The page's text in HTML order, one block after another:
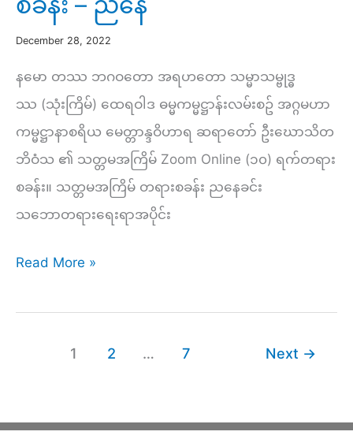
sphere
Consciousness
Citta)
December 28, 2022
နမော တဿ ဘဂဝတော အရဟတော သမ္မာသမ္ဗုဒ္ဓ
ဿ (သုံးကြိမ်) ထေရဝါဒ ဓမ္မကမ္မဋ္ဌာန်းလမ်းစဥ် အဂ္ဂမဟာ
ကမ္မဋ္ဌာနာစရိယ မေတ္တာန္ဒဝိဟာရ ဆရာတော် ဦးဃောသိတ
ဘိဝံသ ၏ သတ္တမအကြိမ် Zoom Online (၁၀) ရက်တရား
စခန်း။ သတ္တမအကြိမ် တရားစခန်း ညနေခင်း
သဘောတရားရေးရာအပိုင်း
မိစ္ဆာ
(၆၂)ပါး
ပညာ
Read More »
1 2 … 7 Next →